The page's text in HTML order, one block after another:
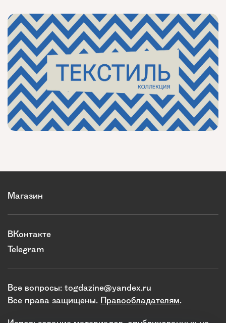
Магазин
ВКонтакте
Telegram
Все вопросы: togdazine@yandex.ru
Все права защищены. Правообладателям.